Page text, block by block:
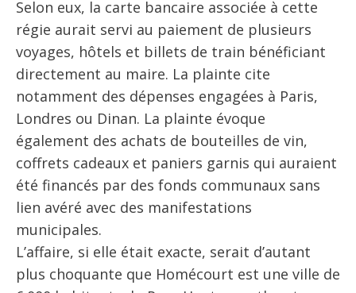
Selon eux, la carte bancaire associée à cette
régie aurait servi au paiement de plusieurs
voyages, hôtels et billets de train bénéficiant
directement au maire. La plainte cite
notamment des dépenses engagées à Paris,
Londres ou Dinan. La plainte évoque
également des achats de bouteilles de vin,
coffrets cadeaux et paniers garnis qui auraient
été financés par des fonds communaux sans
lien avéré avec des manifestations
municipales.
L’affaire, si elle était exacte, serait d’autant
plus choquante que Homécourt est une ville de